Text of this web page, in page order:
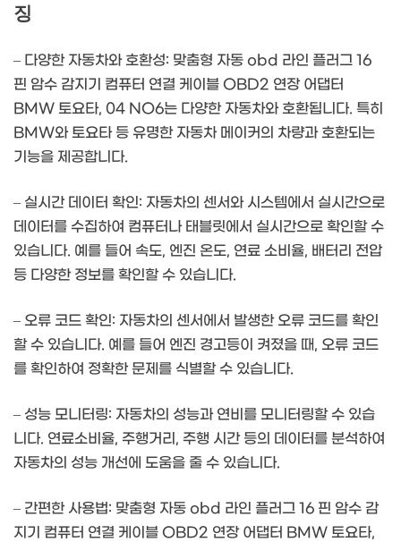
징
– 다양한 자동차와 호환성: 맞춤형 자동 obd 라인 플러그 16
핀 암수 감지기 컴퓨터 연결 케이블 OBD2 연장 어댑터
BMW 토요타, 04 NO6는 다양한 자동차와 호환됩니다. 특히
BMW와 토요타 등 유명한 자동차 메이커의 차량과 호환되는
기능을 제공합니다.
– 실시간 데이터 확인: 자동차의 센서와 시스템에서 실시간으로
데이터를 수집하여 컴퓨터나 태블릿에서 실시간으로 확인할 수
있습니다. 예를 들어 속도, 엔진 온도, 연료 소비율, 배터리 전압
등 다양한 정보를 확인할 수 있습니다.
– 오류 코드 확인: 자동차의 센서에서 발생한 오류 코드를 확인
할 수 있습니다. 예를 들어 엔진 경고등이 켜졌을 때, 오류 코드
를 확인하여 정확한 문제를 식별할 수 있습니다.
– 성능 모니터링: 자동차의 성능과 연비를 모니터링할 수 있습
니다. 연료소비율, 주행거리, 주행 시간 등의 데이터를 분석하여
자동차의 성능 개선에 도움을 줄 수 있습니다.
– 간편한 사용법: 맞춤형 자동 obd 라인 플러그 16 핀 암수 감
지기 컴퓨터 연결 케이블 OBD2 연장 어댑터 BMW 토요타,